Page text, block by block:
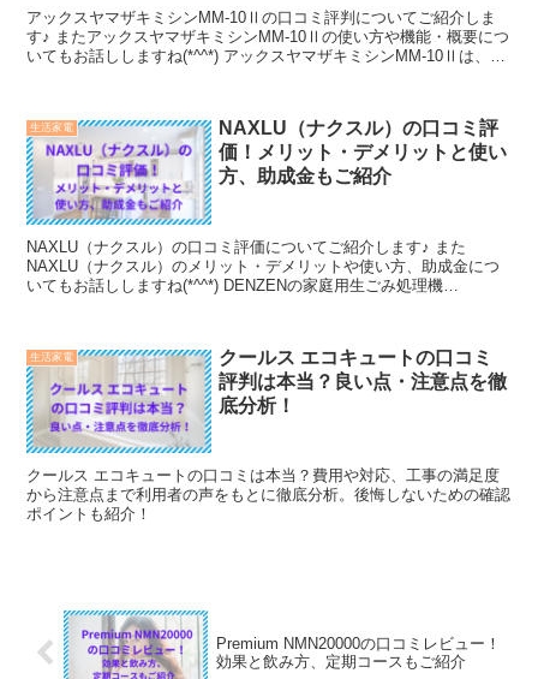
アックスヤマザキミシンMM-10Ⅱの口コミ評判についてご紹介しま
す♪ またアックスヤマザキミシンMM-10Ⅱの使い方や機能・概要につ
いてもお話ししますね(*^^*) アックスヤマザキミシンMM-10Ⅱは、人
ぐに使いこなせるように、上級者向けの機能は思い切ってカットしな
がらも、デニム生地の重ね縫いができるパワーはそのままに、シンプ
ルで使いやすいミシンに仕上げされています。
生活家電
NAXLU（ナクスル）の口コミ評
価！メリット・デメリットと使い
方、助成金もご紹介
NAXLU（ナクスル）の口コミ評価についてご紹介します♪ また
NAXLU（ナクスル）のメリット・デメリットや使い方、助成金につ
いてもお話ししますね(*^^*) DENZENの家庭用生ごみ処理機
生活家電
クールス エコキュートの口コミ
評判は本当？良い点・注意点を徹
底分析！
クールス エコキュートの口コミは本当？費用や対応、工事の満足度
から注意点まで利用者の声をもとに徹底分析。後悔しないための確認
ポイントも紹介！
Premium NMN20000の口コミレビュー！
効果と飲み方、定期コースもご紹介